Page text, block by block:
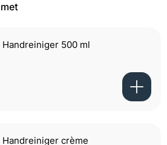
500 ml
crème